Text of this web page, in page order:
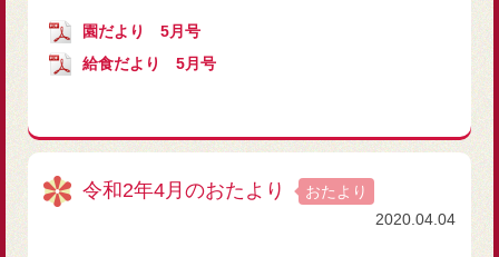
園だより 5月号
給食だより 5月号
令和2年4月のおたより
おたより
2020.04.04